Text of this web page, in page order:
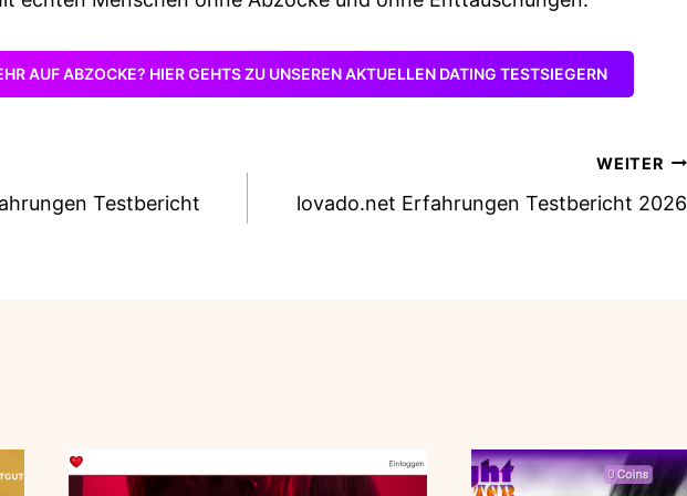
AUF ABZOCKE? HIER GEHTS ZU UNSEREN AKTUELLEN DATING TESTSIEGERN
Testbericht
WEITER
lovado.net Erfahrungen Testbericht 2026